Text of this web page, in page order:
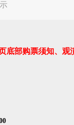
底部购票须知、观